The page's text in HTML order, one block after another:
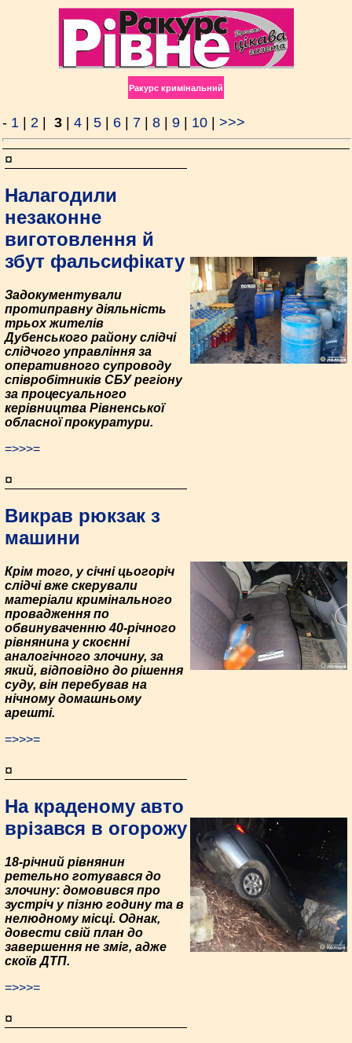
Ракурс кримінальний
- 1 2 3 4 5 6 7 8 9 10 >>>
¤
Налагодили
незаконне
виготовлення й
збут фальсифікату
Задокументували
протиправну діяльність
трьох жителів
Дубенського району слідчі
слідчого управління за
оперативного супроводу
співробітників СБУ регіону
за процесуального
керівництва Рівненської
обласної прокуратури.
=>>>=
¤
Викрав рюкзак з
машини
Крім того, у січні цьогоріч
слідчі вже скерували
матеріали кримінального
провадження по
обвинуваченню 40-річного
рівнянина у скоєнні
аналогічного злочину, за
який, відповідно до рішення
суду, він перебував на
нічному домашньому
арешті.
=>>>=
¤
На краденому авто
врізався в огорожу
18-річний рівнянин
ретельно готувався до
злочину: домовився про
зустріч у пізню годину та в
нелюдному місці. Однак,
довести свій план до
завершення не зміг, адже
скоїв ДТП.
=>>>=
¤